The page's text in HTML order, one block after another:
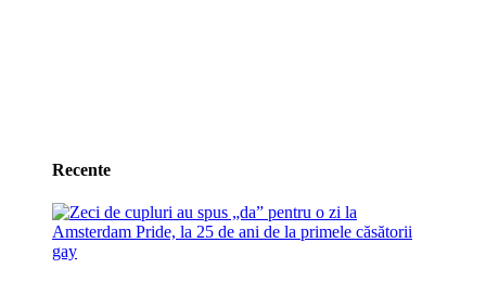
Recente